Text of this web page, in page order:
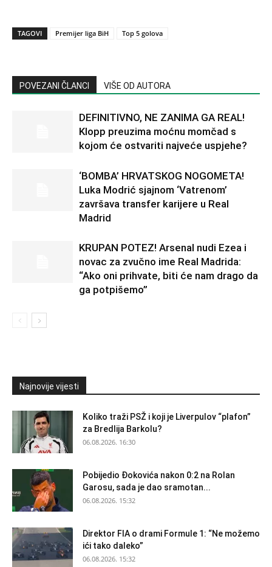
TAGOVI Premijer liga BiH Top 5 golova
POVEZANI ČLANCI VIŠE OD AUTORA
DEFINITIVNO, NE ZANIMA GA REAL!
Klopp preuzima moćnu momčad s
kojom će ostvariti najveće uspjehe?
‘BOMBA’ HRVATSKOG NOGOMETA!
Luka Modrić sjajnom ‘Vatrenom’
završava transfer karijere u Real
Madrid
KRUPAN POTEZ! Arsenal nudi Ezea i
novac za zvučno ime Real Madrida:
“Ako oni prihvate, biti će nam drago da
ga potpišemo”
Najnovije vijesti
Koliko traži PSŽ i koji je Liverpulov “plafon”
za Bredlija Barkolu?
06.08.2026. 16:30
Pobijedio Đokovića nakon 0:2 na Rolan
Garosu, sada je dao sramotan...
06.08.2026. 15:32
Direktor FIA o drami Formule 1: “Ne možemo
ići tako daleko”
06.08.2026. 15:32